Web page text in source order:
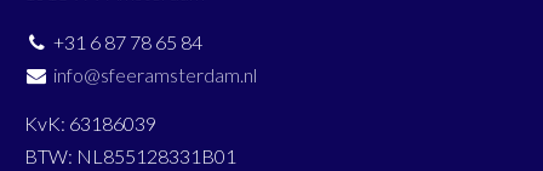
+31 6 87 78 65 84
info@sfeeramsterdam.nl
KvK: 63186039
BTW: NL855128331B01